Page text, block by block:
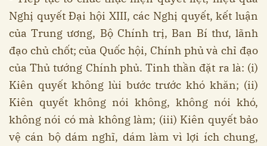
Nghị quyết Đại hội XIII, các Nghị quyết, kết luận
của Trung ương, Bộ Chính trị, Ban Bí thư, lãnh
đạo chủ chốt; của Quốc hội, Chính phủ và chỉ đạo
của Thủ tướng Chính phủ. Tinh thần đặt ra là: (i)
Kiên quyết không lùi bước trước khó khăn; (ii)
Kiên quyết không nói không, không nói khó,
không nói có mà không làm; (iii) Kiên quyết bảo
vệ cán bộ dám nghĩ, dám làm vì lợi ích chung,